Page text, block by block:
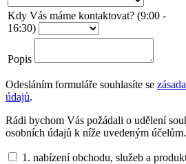
Kdy Vás máme kontaktovat? (9:00 -
16:30)
Popis
Odesláním formuláře souhlasíte se
údajů.
Rádi bychom Vás požádali o udělení
osobních údajů k níže uvedeným účelům.
1. nabízení obchodu, služeb a